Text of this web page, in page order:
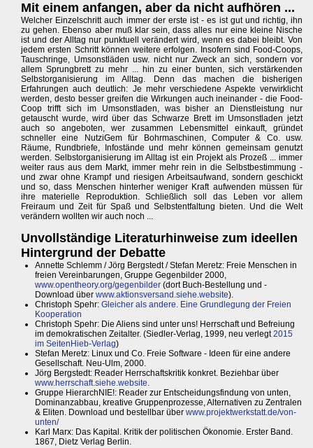
Mit einem anfangen, aber da nicht aufhören ...
Welcher Einzelschritt auch immer der erste ist - es ist gut und richtig, ihn
zu gehen. Ebenso aber muß klar sein, dass alles nur eine kleine Nische
ist und der Alltag nur punktuell verändert wird, wenn es dabei bleibt. Von
jedem ersten Schritt können weitere erfolgen. Insofern sind Food-Coops,
Tauschringe, Umsonstläden usw. nicht nur Zweck an sich, sondern vor
allem Sprungbrett zu mehr ... hin zu einer bunten, sich verstärkenden
Selbstorganisierung im Alltag. Denn das machen die bisherigen
Erfahrungen auch deutlich: Je mehr verschiedene Aspekte verwirklicht
werden, desto besser greifen die Wirkungen auch ineinander - die Food-
Coop trifft sich im Umsonstladen, was bisher an Dienstleistung nur
getauscht wurde, wird über das Schwarze Brett im Umsonstladen jetzt
auch so angeboten, wer zusammen Lebensmittel einkauft, gründet
schneller eine NutziGem für Bohrmaschinen, Computer & Co. usw.
Räume, Rundbriefe, Infostände und mehr können gemeinsam genutzt
werden. Selbstorganisierung im Alltag ist ein Projekt als Prozeß ... immer
weiter raus aus dem Markt, immer mehr rein in die Selbstbestimmung -
und zwar ohne Krampf und riesigen Arbeitsaufwand, sondern geschickt
und so, dass Menschen hinterher weniger Kraft aufwenden müssen für
ihre materielle Reproduktion. Schließlich soll das Leben vor allem
Freiraum und Zeit für Spaß und Selbstentfaltung bieten. Und die Welt
verändern wollten wir auch noch ...
Unvollständige Literaturhinweise zum ideellen
Hintergrund der Debatte
Annette Schlemm / Jörg Bergstedt / Stefan Meretz: Freie Menschen in
freien Vereinbarungen, Gruppe Gegenbilder 2000,
www.opentheory.org/gegenbilder (dort Buch-Bestellung und -
Download über www.aktionsversand.siehe.website).
Christoph Spehr: Gleicher als andere. Eine Grundlegung der Freien
Kooperation
Christoph Spehr: Die Aliens sind unter uns! Herrschaft und Befreiung
im demokratischen Zeitalter. (Siedler-Verlag, 1999, neu verlegt2015
im SeitenHieb-Verlag)
Stefan Meretz: Linux und Co. Freie Software - Ideen für eine andere
Gesellschaft. Neu-Ulm, 2000.
Jörg Bergstedt: Reader Herrschaftskritik konkret. Beziehbar über
www.herrschaft.siehe.website.
Gruppe HierarchNIE!: Reader zur Entscheidungsfindung von unten,
Dominanzabbau, kreative Gruppenprozesse, Alternativen zu Zentralen
& Eliten. Download und bestellbar über www.projektwerkstatt.de/von-
unten/
Karl Marx: Das Kapital. Kritik der politischen Ökonomie. Erster Band.
1867, Dietz Verlag Berlin.